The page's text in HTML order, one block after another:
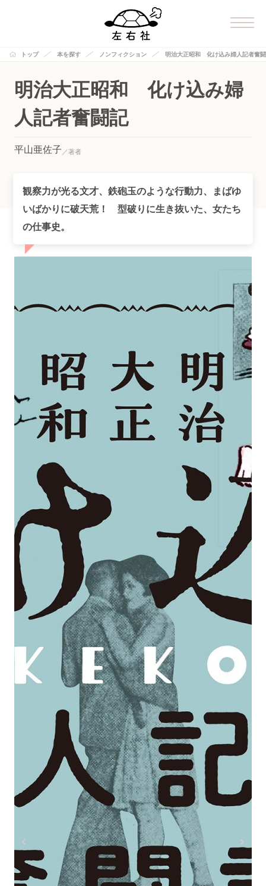
トップ 本を探す ノンフィクション 明治大正昭和 化け込み婦人記者奮
明治大正昭和 化け込み婦
人記者奮闘記
平山亜佐子
観察力が光る文才、鉄砲玉のような行動力、まばゆ
いばかりに破天荒！ 型破りに生き抜いた、女たち
の仕事史。